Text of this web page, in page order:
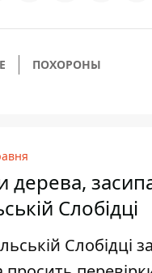
ПОХОРОНЫ
дерева,
Слобідці
Слобідці